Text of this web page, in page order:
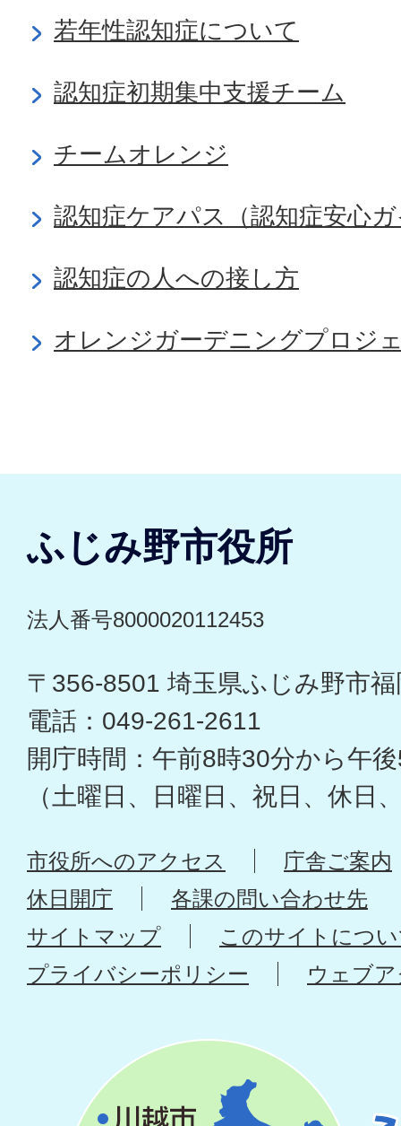
若年性認知症について
認知症初期集中支援チーム
チームオレンジ
認知症ケアパス（認知症安心
認知症の人への接し方
オレンジガーデニングプロジ
ふじみ野市役所
法人番号8000020112453
〒356-8501 埼玉県ふじみ野市
電話：049-261-2611
開庁時間：午前8時30分から午
（土曜日、日曜日、祝日、休日
市役所へのアクセス
庁舎ご案内
休日開庁
各課の問い合わせ先
サイトマップ
このサイトにつ
プライバシーポリシー
ウェブ